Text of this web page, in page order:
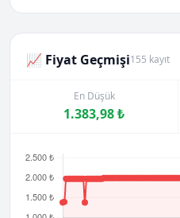
📈 Fiyat Geçmişi155 kayıt
En Düşük
1.383,98 ₺